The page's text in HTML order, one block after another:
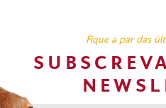
Fique a par das